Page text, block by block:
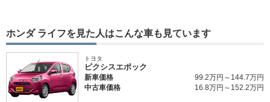
ホンダ ライフを見た人はこんな車も見ています
トヨタ
ピクシスエポック
新車価格
99.2万円～144.7万円
中古車価格
16.8万円～152.2万円